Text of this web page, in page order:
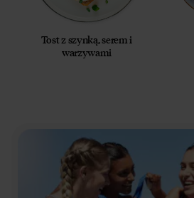
Tost z szynką, serem i
warzywami